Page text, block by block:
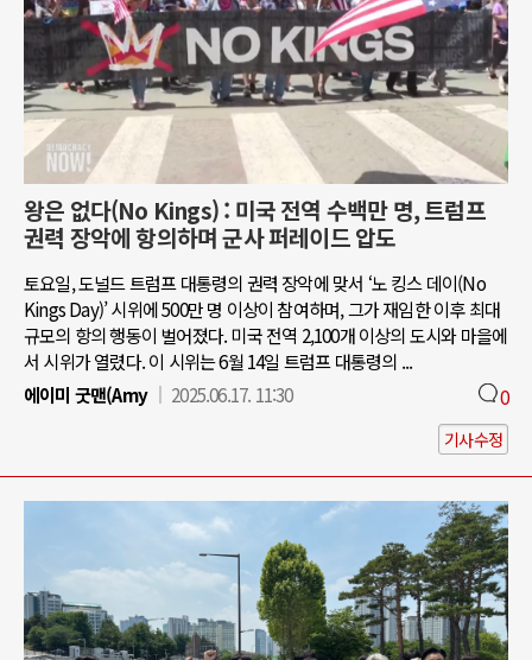
왕은 없다(No Kings) : 미국 전역 수백만 명, 트럼프
권력 장악에 항의하며 군사 퍼레이드 압도
토요일, 도널드 트럼프 대통령의 권력 장악에 맞서 ‘노 킹스 데이(No
Kings Day)’ 시위에 500만 명 이상이 참여하며, 그가 재임한 이후 최대
규모의 항의 행동이 벌어졌다. 미국 전역 2,100개 이상의 도시와 마을에
서 시위가 열렸다. 이 시위는 6월 14일 트럼프 대통령의 ...
에이미 굿맨(Amy
2025.06.17. 11:30 0
기사수정